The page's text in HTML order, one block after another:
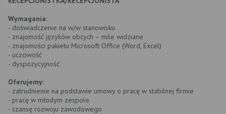
Wymagania:
- doświadczenie na w/w stanowisku
- znajomość języków obcych – mile widziane
- znajomości pakietu Microsoft Office (Word, Excel)
- uczciwość
- dyspozycyjność
Oferujemy:
- zatrudnienie na podstawie umowy o pracę w stabilnej firmie
- pracę w młodym zespole
- szansę rozwoju zawodowego